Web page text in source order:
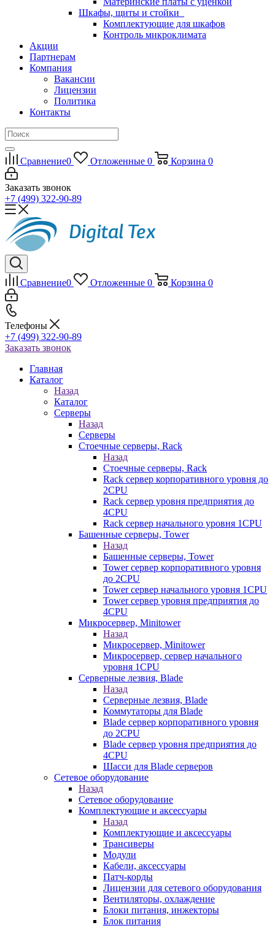
Шкафы, щиты и стойки
Комплектующие для шкафов
Контроль микроклимата
Акции
Партнерам
Компания
Вакансии
Лицензии
Политика
Контакты
Сравнение0 Отложенные 0 Корзина 0
Заказать звонок
+7 (499) 322-90-89
Сравнение0 Отложенные 0 Корзина 0
Телефоны
+7 (499) 322-90-89
Заказать звонок
Главная
Каталог
Назад
Каталог
Серверы
Назад
Серверы
Стоечные серверы, Rack
Назад
Стоечные серверы, Rack
Rack сервер корпоративного уровня до
2CPU
Rack сервер уровня предприятия до
4CPU
Rack сервер начального уровня 1CPU
Башенные серверы, Tower
Назад
Башенные серверы, Tower
Tower сервер корпоративного уровня
до 2CPU
Tower сервер начального уровня 1CPU
Tower сервер уровня предприятия до
4CPU
Микросервер, Minitower
Назад
Микросервер, Minitower
Микросервер, сервер начального
уровня 1CPU
Серверные лезвия, Blade
Назад
Серверные лезвия, Blade
Коммутаторы для Blade
Blade сервер корпоративного уровня
до 2CPU
Blade сервер уровня предприятия до
4CPU
Шасси для Blade серверов
Сетевое оборудование
Назад
Сетевое оборудование
Комплектующие и аксессуары
Назад
Комплектующие и аксессуары
Трансиверы
Модули
Кабели, аксессуары
Патч-корды
Лицензии для сетевого оборудования
Вентиляторы, охлаждение
Блоки питания, инжекторы
Блок питания